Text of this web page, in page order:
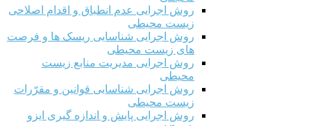
روش اجرایی عدم انطباق و اقدام اصلاحی
زیست محیطی
روش اجرایی شناسایی ریسک ها و فرصت
های زیست محیطی
روش اجرایی مدیریت منابع زیست
محیطی
روش اجرایی شناسایی قوانین و مقرّرات
زیست محیطی
روش اجرایی پایش و اندازه گیری ایزو